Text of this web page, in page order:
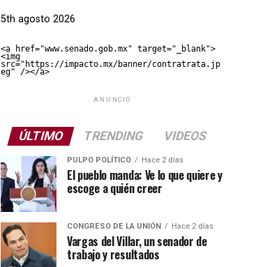
5th agosto 2026
<a href="www.senado.gob.mx" target="_blank">
<img
src="https://impacto.mx/banner/contratrata.jp
eg" /></a>
ANUNCIO
ÚLTIMO TRENDING VIDEOS
PULPO POLÍTICO Hace 2 días
El pueblo manda: Ve lo que quiere y
escoge a quién creer
CONGRESO DE LA UNIÓN Hace 2 días
Vargas del Villar, un senador de
trabajo y resultados